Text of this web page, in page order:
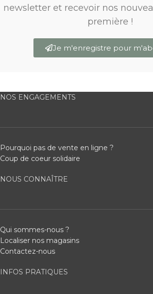
newsletter et recevoir nos
première !
Je m'enregistre pour
NOS ENGAGEMENTS
Pourquoi pas de vente en ligne ?
Coup de coeur solidaire
NOUS CONNAÎTRE
Qui sommes-nous ?
Localiser nos magasins
Contactez-nous
INFOS PRATIQUES